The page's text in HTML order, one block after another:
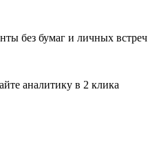
без бумаг и личных встреч
аналитику в 2 клика